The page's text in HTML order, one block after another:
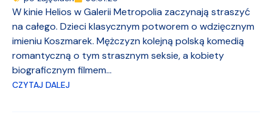
W kinie Helios w Galerii Metropolia zaczynają straszyć
na całego. Dzieci klasycznym potworem o wdzięcznym
imieniu Koszmarek. Mężczyzn kolejną polską komedią
romantyczną o tym strasznym seksie, a kobiety
biograficznym filmem...
CZYTAJ DALEJ